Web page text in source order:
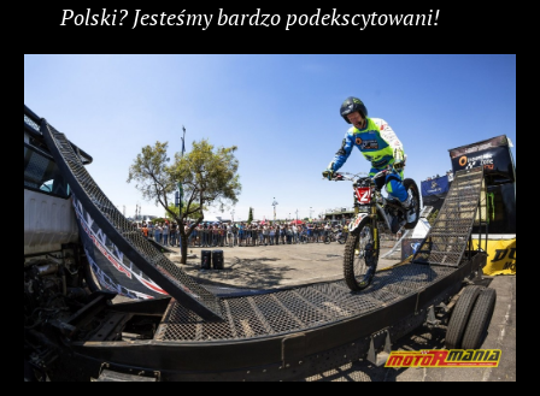
Polski? Jesteśmy bardzo podekscytowani!